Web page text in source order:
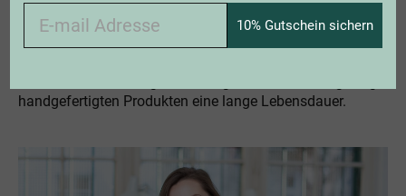
Schon seit Generationen wird Birkenrinde für die
Herstellung von Produkten verwendet - einige davon sind
handgefertigten Produkten eine lange Lebensdauer.
10% Gutschein sichern